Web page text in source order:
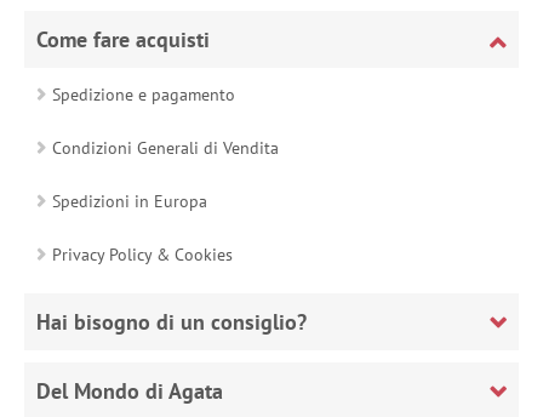
Come fare acquisti
Spedizione e pagamento
Condizioni Generali di Vendita
Spedizioni in Europa
Privacy Policy & Cookies
Hai bisogno di un consiglio?
Del Mondo di Agata